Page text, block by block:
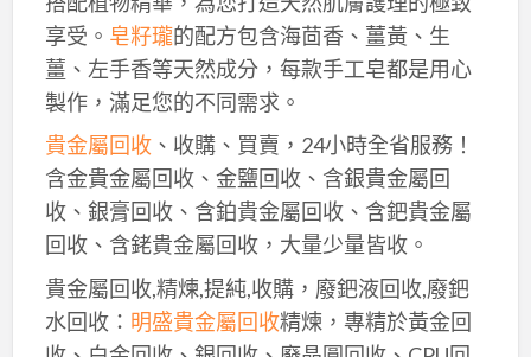
享受。 皂籽瓏的配方包含海茴香、薑黃、生
薑、左手香等天然成分，每款手工皂都是用心
製作，滿足您的不同需求。
貴金屬回收、收購、買賣，24小時全省服務！
含金貴金屬回收、金鹽回收、含銀貴金屬回
收、銀膏回收、含鉑貴金屬回收、含鈀貴金屬
回收、含銠貴金屬回收，大量少量皆收。
貴金屬回收,精煉,提純,收購，廢鈀液回收,廢鈀
水回收： 明盛貴金屬回收精煉，專精於黃金回